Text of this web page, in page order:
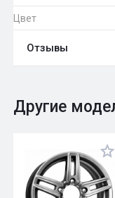
Цвет
Отзывы
Оставить
Другие